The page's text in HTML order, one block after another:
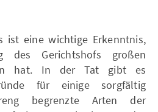
ist eine wichtige Erkenntnis,
des Gerichtshofs großen
hat. In der Tat gibt es
für einige sorgfältig
begrenzte Arten der